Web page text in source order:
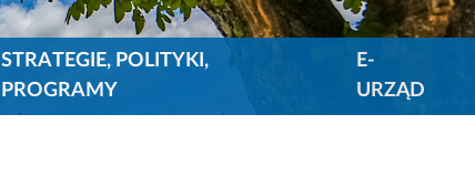
STRATEGIE, POLITYKI,
PROGRAMY
E-
URZĄD